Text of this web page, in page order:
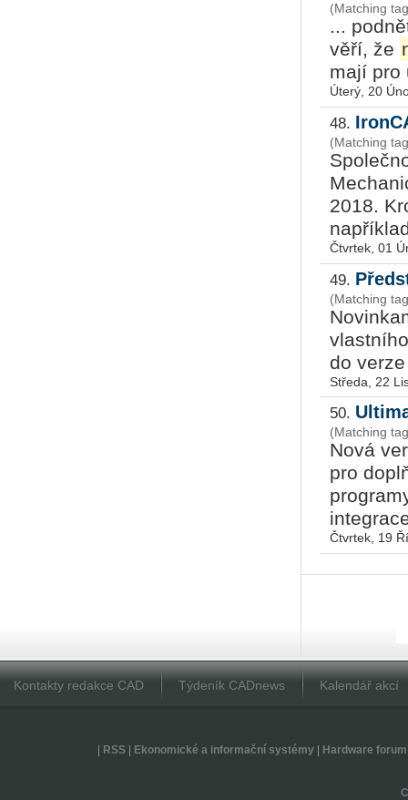
(Matching
...
věří, že
mají pro
Úterý, 20
48.
(Matching
2018.
Čtvrtek, 01
49.
(Matching
do
Středa, 22
50.
(Matching
Nová
pro
Čtvrtek, 19
Kontakty redakce CAD Týdeník CADnews Kalendář akcí
RSS| Ekonomické a informační systémy| Hardware forum